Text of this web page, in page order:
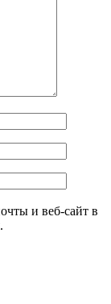
и веб-сайт в